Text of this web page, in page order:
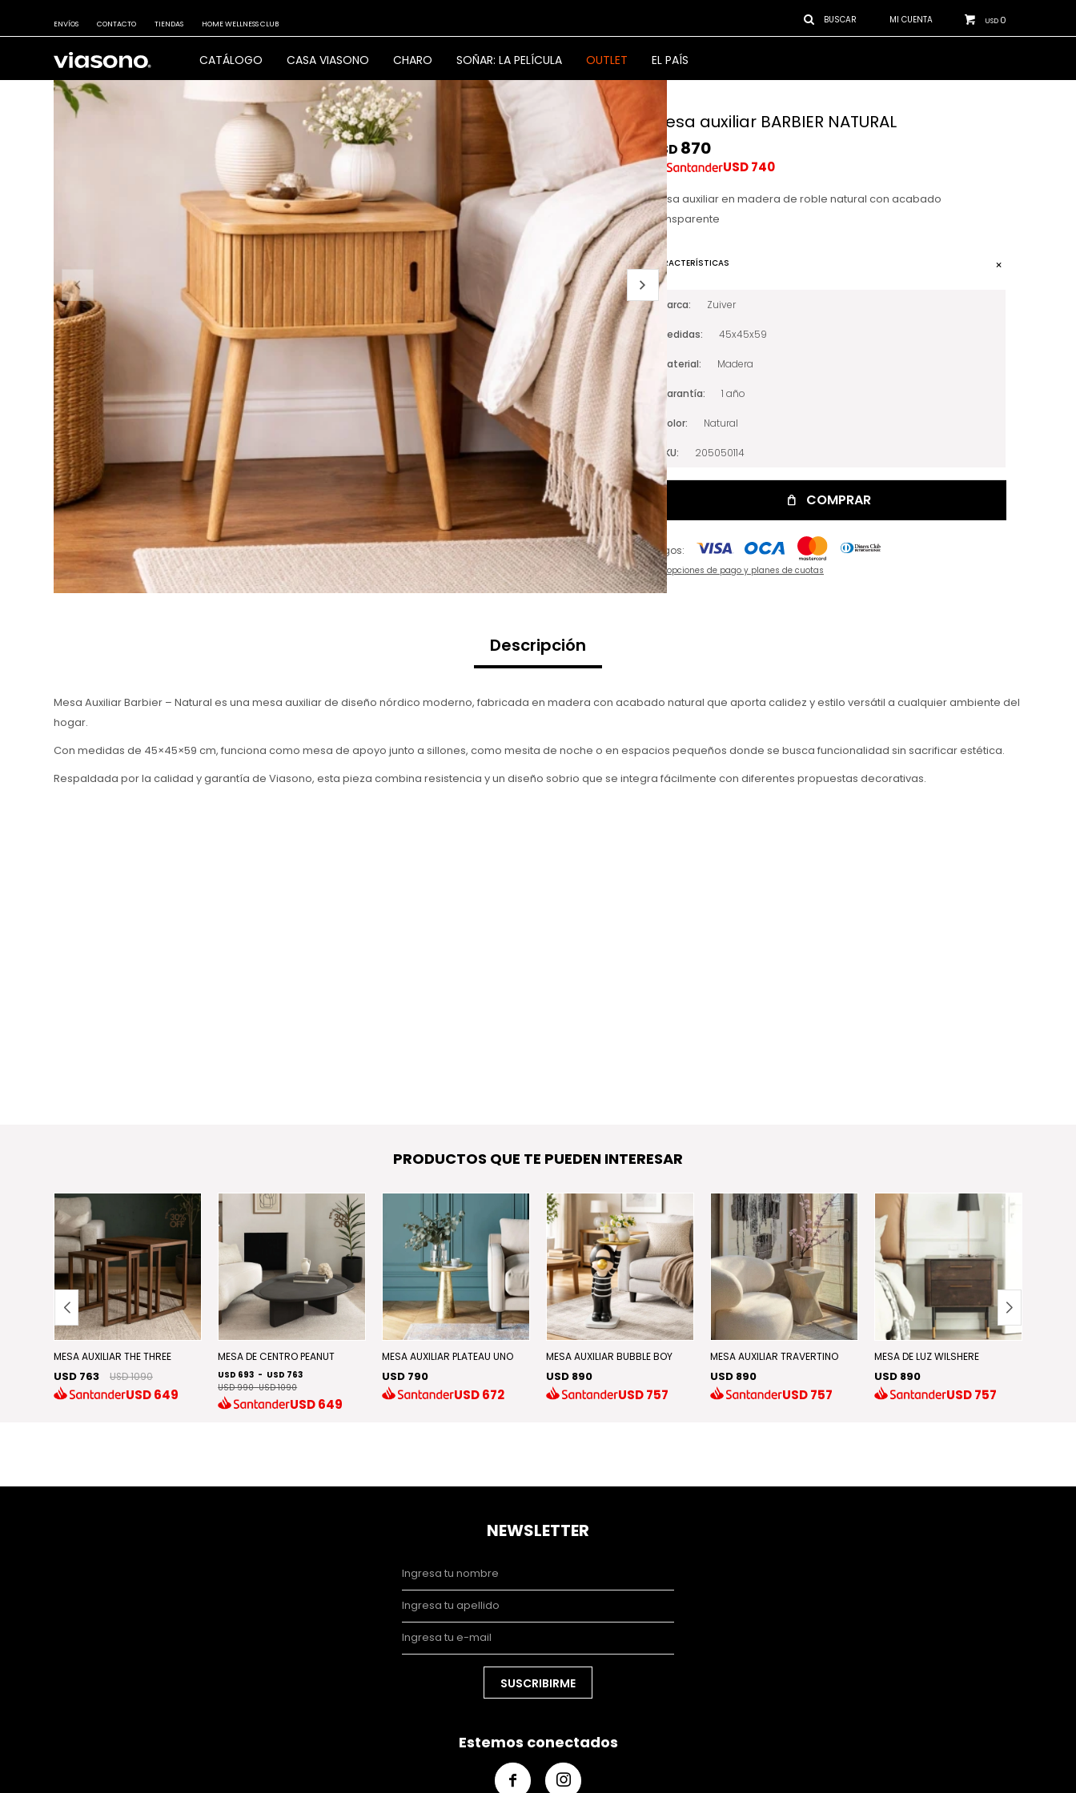
CATÁLOGO CASA VIASONO CHARO SOÑAR: LA PELÍCULA OUTLET EL PAÍS
USD 0
ENVÍOS CONTACTO TIENDAS HOME WELLNESS CLUB
Mesa auxiliar BARBIER NATURAL
USD 870
USD740
Mesa auxiliar en madera de roble natural con acabado
transparente
CARACTERÍSTICAS
Marca Zuiver
Medidas 45x45x59
Material Madera
Garantía 1 año
Color Natural
SKU 205050114
COMPRAR
Pagos:
Ver opciones de pago y planes de cuotas
Descripción
Mesa Auxiliar Barbier – Natural es una mesa auxiliar de diseño nórdico moderno, fabricada en madera con acabado natural que aporta calidez y estilo versátil a cualquier ambiente del
hogar.
Con medidas de 45×45×59 cm, funciona como mesa de apoyo junto a sillones, como mesita de noche o en espacios pequeños donde se busca funcionalidad sin sacrificar estética.
Respaldada por la calidad y garantía de Viasono, esta pieza combina resistencia y un diseño sobrio que se integra fácilmente con diferentes propuestas decorativas.
PRODUCTOS QUE TE PUEDEN INTERESAR
MESA AUXILIAR THE THREE
USD 763 USD 1090
USD649
MESA DE CENTRO PEANUT
USD 693 - USD 763
USD 990-USD 1090
USD649
MESA AUXILIAR PLATEAU UNO
USD 790
USD672
MESA AUXILIAR BUBBLE BOY
USD 890
USD757
MESA AUXILIAR TRAVERTINO
USD 890
USD757
MESA DE LUZ WILSHERE
USD 890
USD757
NEWSLETTER
SUSCRIBIRME
Estemos conectados
 